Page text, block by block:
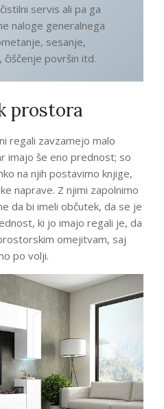
servis ali pa ga
naloge generalnega
sesanje,
površin itd.
prostora
regali zavzamejo malo
imajo še eno prednost; so
na njih postavimo knjige,
naprave. Z njimi zapolnimo
da bi imeli občutek, da se je
ki jo imajo regali je, da
omejitvam, saj
po volji.